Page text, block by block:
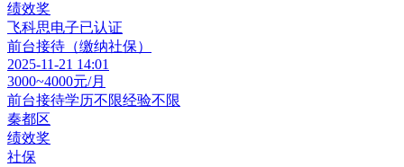
绩效奖
飞科思电子已认证
前台接待（缴纳社保）
2025-11-21 14:01
3000~4000元/月
前台接待学历不限经验不限
秦都区
绩效奖
社保